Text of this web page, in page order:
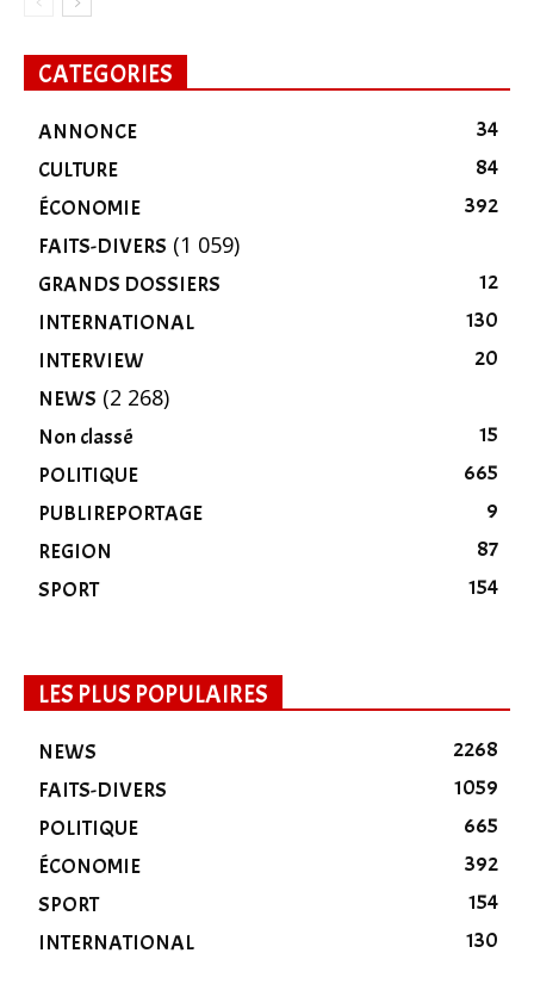
CATEGORIES
ANNONCE
34
CULTURE
84
ÉCONOMIE
392
FAITS-DIVERS (1 059)
GRANDS DOSSIERS
12
INTERNATIONAL
130
INTERVIEW
20
NEWS (2 268)
Non classé
15
POLITIQUE
665
PUBLIREPORTAGE
9
REGION
87
SPORT
154
LES PLUS POPULAIRES
NEWS
2268
FAITS-DIVERS
1059
POLITIQUE
665
ÉCONOMIE
392
SPORT
154
INTERNATIONAL
130